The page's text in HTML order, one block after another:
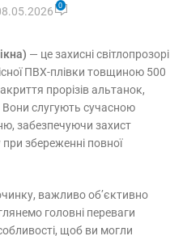
0
— це захисні світлопрозорі
ПВХ-плівки товщиною 500
прорізів альтанок,
Вони слугують сучасною
забезпечуючи захист
при збереженні повної
важливо об’єктивно
головні переваги
щоб ви могли